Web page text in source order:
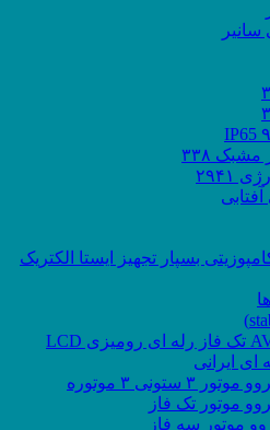
سانیر
۳۳۸
۲۹۴۱
بسپار تجهیز ایستا الکتریک
ای ایرانی
ستونی ۳ موتوره
موتور تک فاز
موتور سه فاز